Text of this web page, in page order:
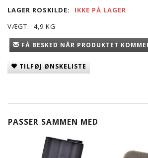
LAGER ROSKILDE:
IKKE PÅ LAGER
VÆGT:
4,9 KG
FÅ BESKED NÅR PRODUKTET
TILFØJ ØNSKELISTE
PASSER SAMMEN MED